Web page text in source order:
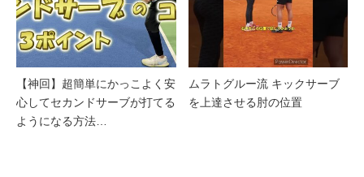
【神回】超簡単にかっこよく安
心してセカンドサーブが打てる
ようになる方法…
ムラトグルー流 キックサーブ
を上達させる肘の位置